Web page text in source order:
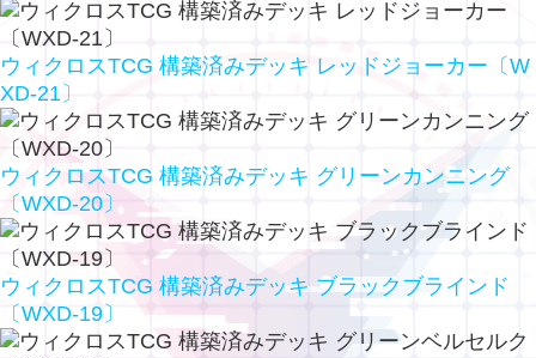
ウィクロスTCG 構築済みデッキ レッドジョーカー〔W
XD-21〕
ウィクロスTCG 構築済みデッキ グリーンカンニング
〔WXD-20〕
ウィクロスTCG 構築済みデッキ ブラックブラインド
〔WXD-19〕